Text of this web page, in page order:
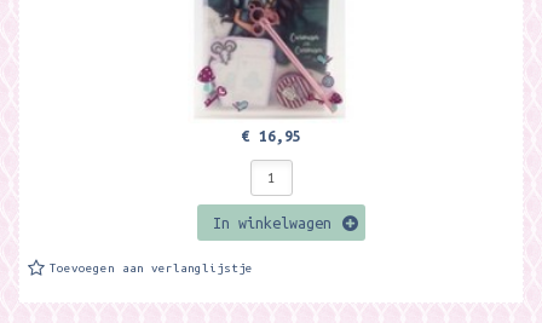
€ 16,95
In winkelwagen
Toevoegen aan verlanglijstje